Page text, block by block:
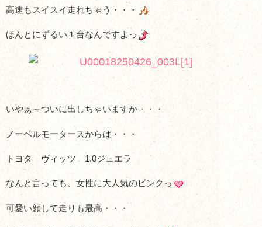
高速もスイスイ走れちゃう・・・
ほんとにずるい１台なんですよっ
いやぁ～ついに出しちゃいますか・・・
ノーベルモータースからは・・・
トヨタ ヴィッツ 1.0ジュエラ
なんと言っても、女性に大人気のピンクっ
可愛い顔して走りも最高・・・